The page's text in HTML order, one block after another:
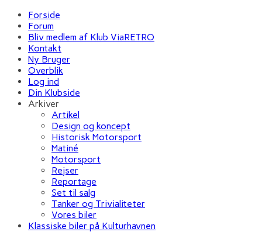
Forside
Forum
Bliv medlem af Klub ViaRETRO
Kontakt
Ny Bruger
Overblik
Log ind
Din Klubside
Arkiver
Artikel
Design og koncept
Historisk Motorsport
Matiné
Motorsport
Rejser
Reportage
Set til salg
Tanker og Trivialiteter
Vores biler
Klassiske biler på Kulturhavnen